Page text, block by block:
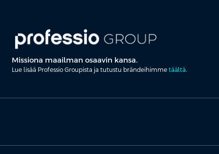
Missiona maailman osaavin kansa.
Lue lisää Professio Groupista ja tutustu brändeihimme täältä.